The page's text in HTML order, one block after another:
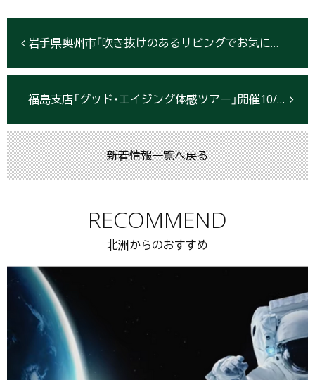
岩手県奥州市「吹き抜けのあるリビングでお気に入りに囲まれた暮らし」完成見学会開催9/22〜10/28
福島支店「グッド・エイジング体感ツアー」開催10/20
新着情報一覧へ戻る
RECOMMEND
北洲からのおすすめ